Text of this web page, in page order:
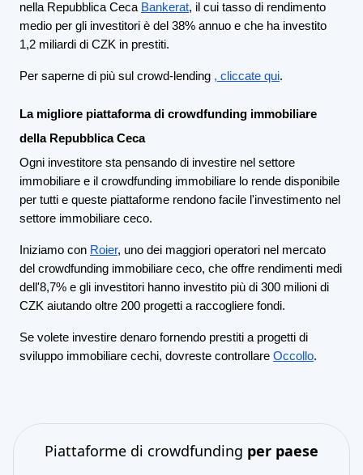
nella Repubblica Ceca Bankerat, il cui tasso di rendimento
medio per gli investitori è del 38% annuo e che ha investito
1,2 miliardi di CZK in prestiti.
Per saperne di più sul crowd-lending , cliccate qui.
La migliore piattaforma di crowdfunding immobiliare
della Repubblica Ceca
Ogni investitore sta pensando di investire nel settore
immobiliare e il crowdfunding immobiliare lo rende disponibile
per tutti e queste piattaforme rendono facile l'investimento nel
settore immobiliare ceco.
Iniziamo con Roier, uno dei maggiori operatori nel mercato
del crowdfunding immobiliare ceco, che offre rendimenti medi
dell'8,7% e gli investitori hanno investito più di 300 milioni di
CZK aiutando oltre 200 progetti a raccogliere fondi.
Se volete investire denaro fornendo prestiti a progetti di
sviluppo immobiliare cechi, dovreste controllare Occollo.
Piattaforme di crowdfunding per paese